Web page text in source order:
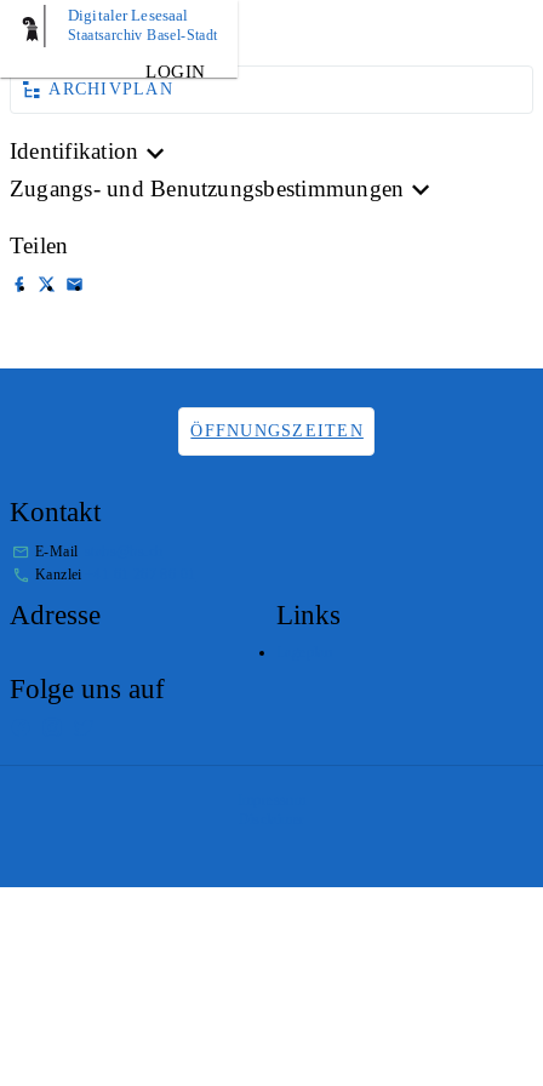
Digitaler Lesesaal
Staatsarchiv Basel-Stadt
LOGIN
AKTE
ARCHIVPLAN
Identifikation
Zugangs- und Benutzungsbestimmungen
Teilen
ÖFFNUNGSZEITEN
Kontakt
E-Mail
Kanzlei
Adresse Links
Folge uns auf